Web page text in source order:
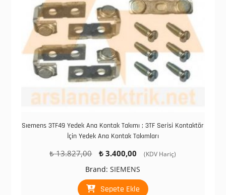
Sıemens 3TF49 Yedek Ana Kontak Takımı ; 3TF Serisi Kontaktör
İçin Yedek Ana Kontak Takımları
₺13.827,00
Orijinal
₺ 13.827,00.
₺ 3.400,00
Şu
₺ 3.400,00.
(KDV Hariç)
Brand:SIEMENS
Sepete Ekle